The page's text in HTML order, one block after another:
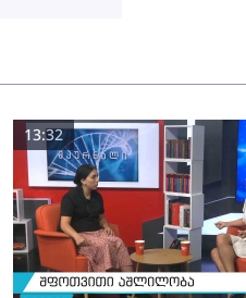
13:32